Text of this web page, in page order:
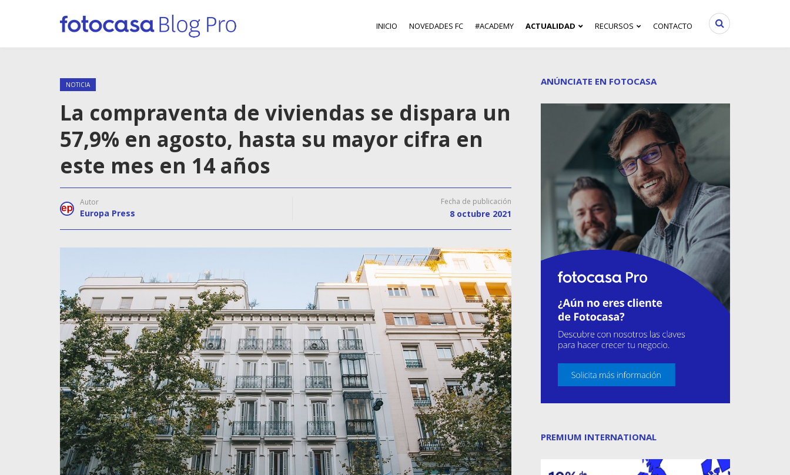
INICIO NOVEDADES FC #ACADEMY ACTUALIDAD RECURSOS CONTACTO
NOTICIA
La compraventa de viviendas se dispara un
57,9% en agosto, hasta su mayor cifra en
este mes en 14 años
Autor
Europa Press
Fecha de publicación
8 octubre 2021
ANÚNCIATE EN FOTOCASA
PREMIUM INTERNATIONAL